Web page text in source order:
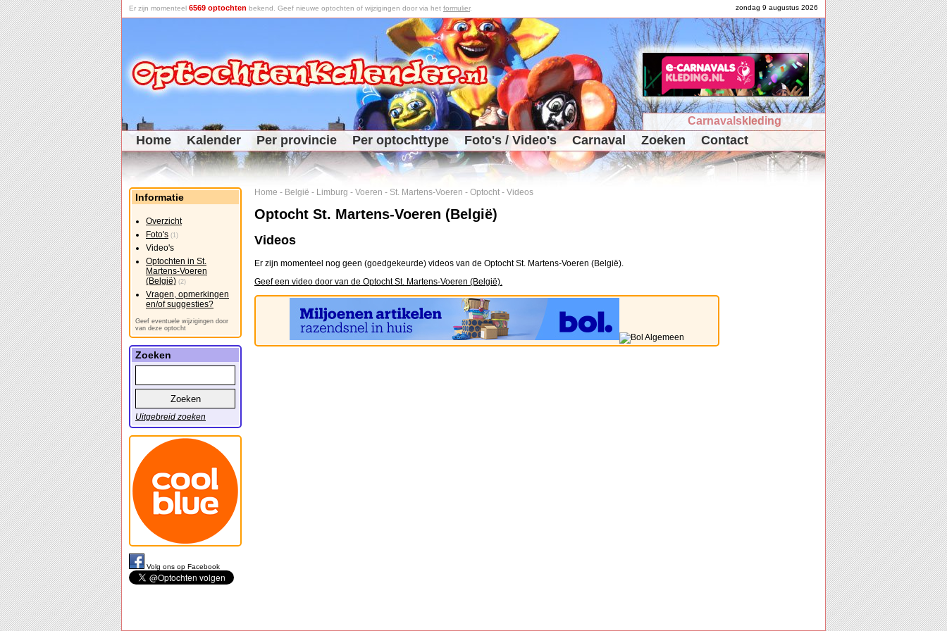
zondag 9 augustus 2026
Er zijn momenteel 6569 optochten bekend. Geef nieuwe optochten of wijzigingen door via het formulier.
Carnavalskleding
Home Kalender Per provincie Per optochttype Foto's / Video's Carnaval Zoeken Contact
Home - België - Limburg - Voeren - St. Martens-Voeren - Optocht - Videos
Optocht St. Martens-Voeren (België)
Videos
Er zijn momenteel nog geen (goedgekeurde) videos van de Optocht St. Martens-Voeren (België).
Geef een video door van de Optocht St. Martens-Voeren (België).
Informatie
Overzicht
Foto's (1)
Video's
Optochten in St.
Martens-Voeren
(België) (2)
Vragen, opmerkingen
en/of suggesties?
Geef eventuele wijzigingen door
van deze optocht
Zoeken
Uitgebreid zoeken
Volg ons op Facebook